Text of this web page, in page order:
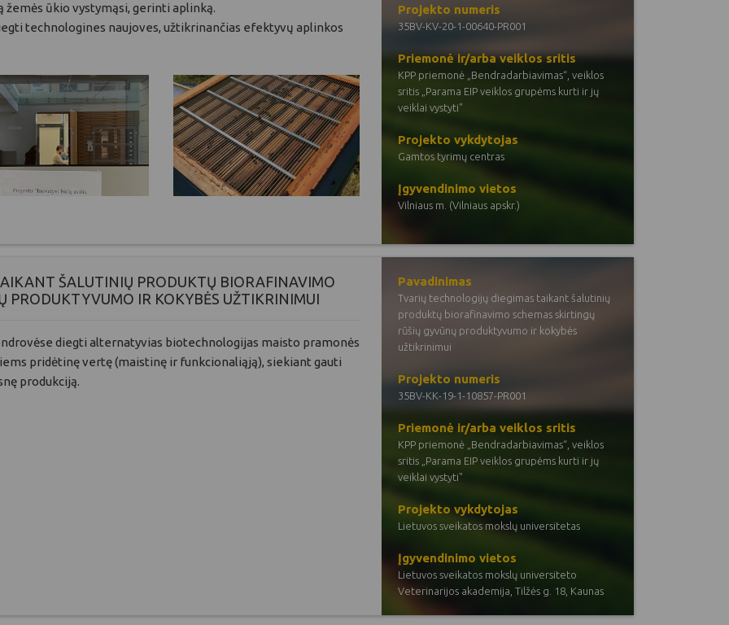
žemės ūkio vystymąsi, gerinti aplinką.
technologines naujoves, užtikrinančias efektyvų aplinkos
Projekto numeris
35BV-KV-20-1-00640-PR001
Priemonė ir/arba veiklos sritis
KPP priemonė „Bendradarbiavimas“, veiklos
sritis „Parama EIP veiklos grupėms kurti ir jų
veiklai vystyti"
Projekto vykdytojas
Gamtos tyrimų centras
Įgyvendinimo vietos
Vilniaus m. (Vilniaus apskr.)
ŠALUTINIŲ PRODUKTŲ BIORAFINAVIMO
PRODUKTYVUMO IR KOKYBĖS UŽTIKRINIMUI
diegti alternatyvias biotechnologijas maisto pramonės
pridėtinę vertę (maistinę ir funkcionaliąją), siekiant gauti
produkciją.
Pavadinimas
Tvarių technologijų diegimas taikant šalutinių
produktų biorafinavimo schemas skirtingų
rūšių gyvūnų produktyvumo ir kokybės
užtikrinimui
Projekto numeris
35BV-KK-19-1-10857-PR001
Priemonė ir/arba veiklos sritis
KPP priemonė „Bendradarbiavimas“, veiklos
sritis „Parama EIP veiklos grupėms kurti ir jų
veiklai vystyti"
Projekto vykdytojas
Lietuvos sveikatos mokslų universitetas
Įgyvendinimo vietos
Lietuvos sveikatos mokslų universiteto
Veterinarijos akademija, Tilžės g. 18, Kaunas